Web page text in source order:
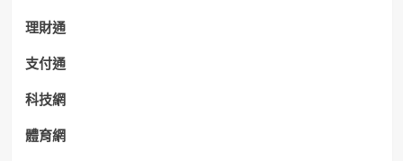
理財通
支付通
科技網
體育網